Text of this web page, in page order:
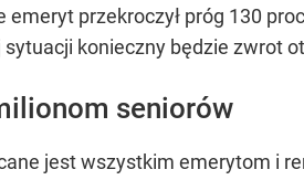
emeryt przekroczył próg 130
konieczny będzie zwrot
seniorów
jest wszystkim emerytom i